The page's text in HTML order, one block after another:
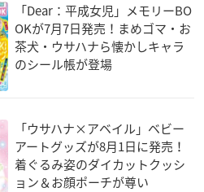
「Dear：平成女児」メモリーBO
OKが7月7日発売！まめゴマ・お
茶犬・ウサハナら懐かしキャラ
のシール帳が登場
「ウサハナ×アベイル」ベビー
アートグッズが8月1日に発売！
着ぐるみ姿のダイカットクッシ
ョン＆お顔ポーチが尊い